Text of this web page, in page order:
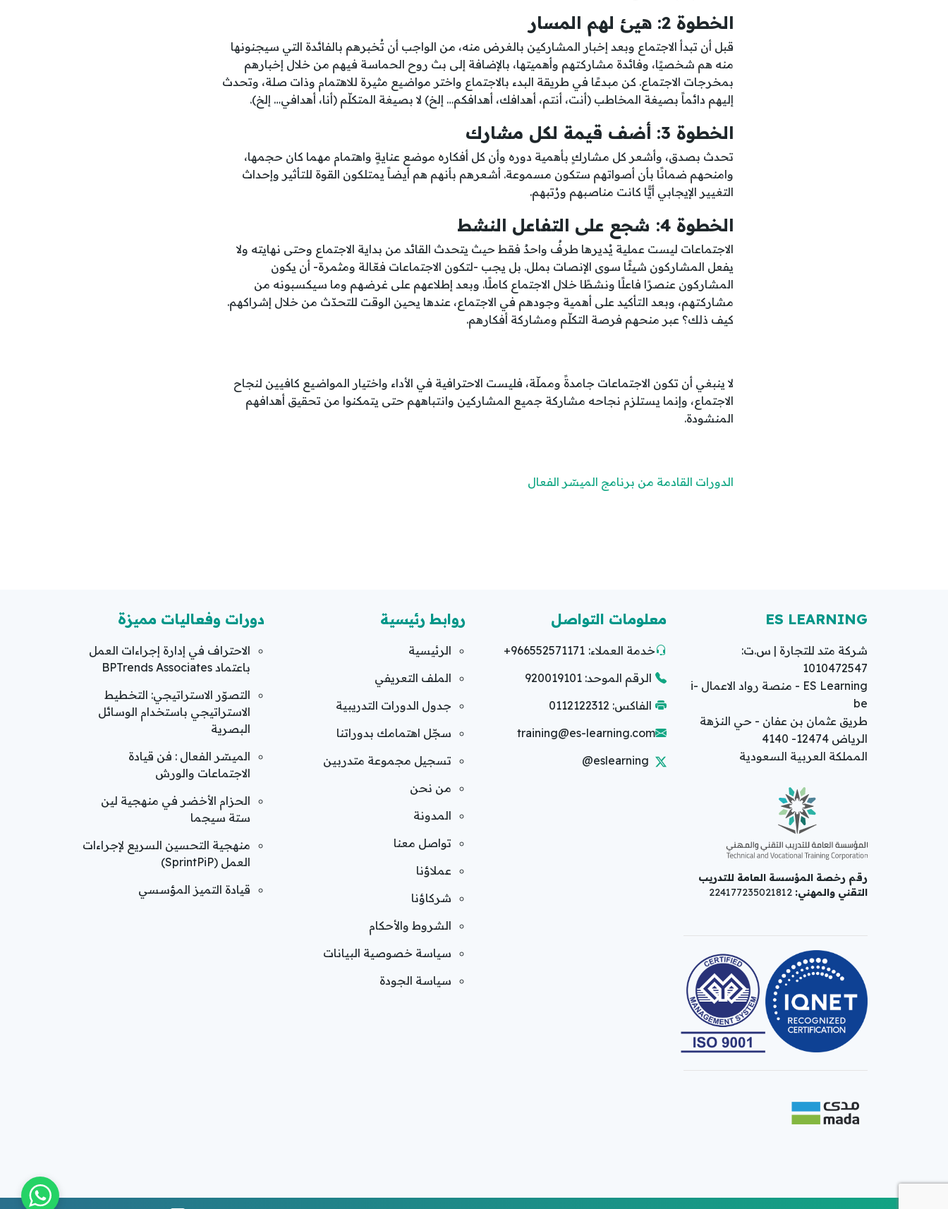
الخطوة 2: هيئ لهم المسار
قبل أن تبدأ الاجتماع وبعد إخبار المشاركين بالغرض منه، من الواجب أن تُخبرهم بالفائدة التي سيجنونها
منه هم شخصيًا، وفائدة مشاركتهم وأهميتها، بالإضافة إلى بث روح الحماسة فيهم من خلال إخبارهم
بمخرجات الاجتماع. كن مبدعًا في طريقة البدء بالاجتماع واختر مواضيع مثيرة للاهتمام وذات صلة، وتحدث
إليهم دائماً بصيغة المخاطب (أنت، أنتم، أهدافك، أهدافكم… إلخ) لا بصيغة المتكلّم (أنا، أهدافي… إلخ).
الخطوة 3: أضف قيمة لكل مشارك
تحدث بصدق، وأشعر كل مشاركٍ بأهمية دوره وأن كل أفكاره موضع عنايةٍ واهتمام مهما كان حجمها،
وامنحهم ضمانًا بأن أصواتهم ستكون مسموعة. أشعرهم بأنهم هم أيضاً يمتلكون القوة للتأثير وإحداث
التغيير الإيجابي أيًّا كانت مناصبهم ورُتبهم.
الخطوة 4: شجع على التفاعل النشط
الاجتماعات ليست عملية يُديرها طرفٌ واحدٌ فقط حيث يتحدث القائد من بداية الاجتماع وحتى نهايته ولا
يفعل المشاركون شيئًا سوى الإنصات بملل. بل يجب -لتكون الاجتماعات فعّالة ومثمرة- أن يكون
المشاركون عنصرًا فاعلًا ونشطًا خلال الاجتماع كاملًا. وبعد إطلاعهم على غرضهم وما سيكسبونه من
مشاركتهم، وبعد التأكيد على أهمية وجودهم في الاجتماع، عندها يحين الوقت للتحدّث من خلال إشراكهم.
كيف ذلك؟ عبر منحهم فرصة التكلّم ومشاركة أفكارهم.
لا ينبغي أن تكون الاجتماعات جامدةً ومملّة، فليست الاحترافية في الأداء واختيار المواضيع كافيين لنجاح
الاجتماع، وإنما يستلزم نجاحه مشاركة جميع المشاركين وانتباههم حتى يتمكنوا من تحقيق أهدافهم
المنشودة.
الدورات القادمة من برنامج الميسّر الفعال
ES LEARNING
شركة متد للتجارة | س.ت:
1010472547
ES Learning - منصة رواد الاعمال i-
be
طريق عثمان بن عفان - حي النزهة
الرياض 12474- 4140
المملكة العربية السعودية
رقم رخصة المؤسسة العامة للتدريب
التقني والمهني: 224177235021812
معلومات التواصل
خدمة العملاء: +966552571171
الرقم الموحد: 920019101
الفاكس: 0112122312
training@es-learning.com
@eslearning
روابط رئيسية
الرئيسية
الملف التعريفي
جدول الدورات التدريبية
سجّل اهتمامك بدوراتنا
تسجيل مجموعة متدربين
من نحن
المدونة
تواصل معنا
عملاؤنا
شركاؤنا
الشروط والأحكام
سياسة خصوصية البيانات
سياسة الجودة
دورات وفعاليات مميزة
الاحتراف في إدارة إجراءات العمل
باعتماد BPTrends Associates
التصوّر الاستراتيجي: التخطيط
الاستراتيجي باستخدام الوسائل
البصرية
الميسّر الفعال : فن قيادة
الاجتماعات والورش
الحزام الأخضر في منهجية لين
ستة سيجما
منهجية التحسين السريع لإجراءات
العمل (SprintPiP)
قيادة التميز المؤسسي